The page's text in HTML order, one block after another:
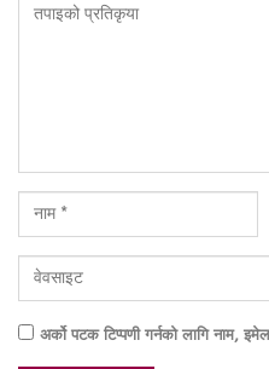
अर्को पटक टिप्पणी गर्नको लागि नाम,